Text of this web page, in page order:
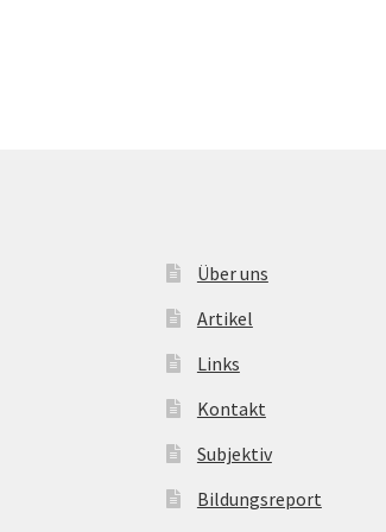
Über uns
Artikel
Links
Kontakt
Subjektiv
Bildungsreport